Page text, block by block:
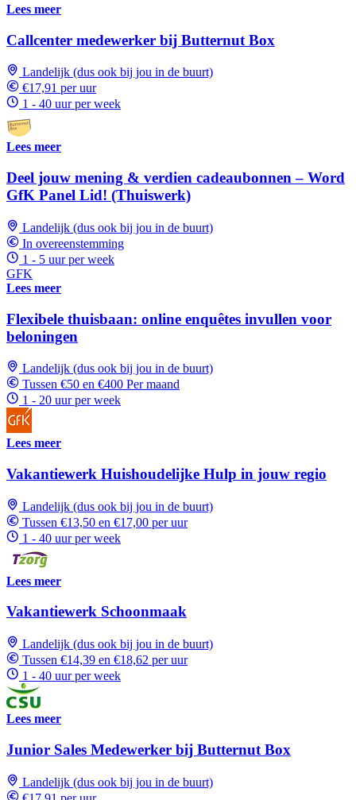
Lees meer
Callcenter medewerker bij Butternut Box
Landelijk (dus ook bij jou in de buurt)
€17,91 per uur
1 - 40 uur per week
Lees meer
Deel jouw mening & verdien cadeaubonnen – Word
GfK Panel Lid! (Thuiswerk)
Landelijk (dus ook bij jou in de buurt)
In overeenstemming
1 - 5 uur per week
GFK
Lees meer
Flexibele thuisbaan: online enquêtes invullen voor
beloningen
Landelijk (dus ook bij jou in de buurt)
Tussen €50 en €400 Per maand
1 - 20 uur per week
Lees meer
Vakantiewerk Huishoudelijke Hulp in jouw regio
Landelijk (dus ook bij jou in de buurt)
Tussen €13,50 en €17,00 per uur
1 - 40 uur per week
Lees meer
Vakantiewerk Schoonmaak
Landelijk (dus ook bij jou in de buurt)
Tussen €14,39 en €18,62 per uur
1 - 40 uur per week
Lees meer
Junior Sales Medewerker bij Butternut Box
Landelijk (dus ook bij jou in de buurt)